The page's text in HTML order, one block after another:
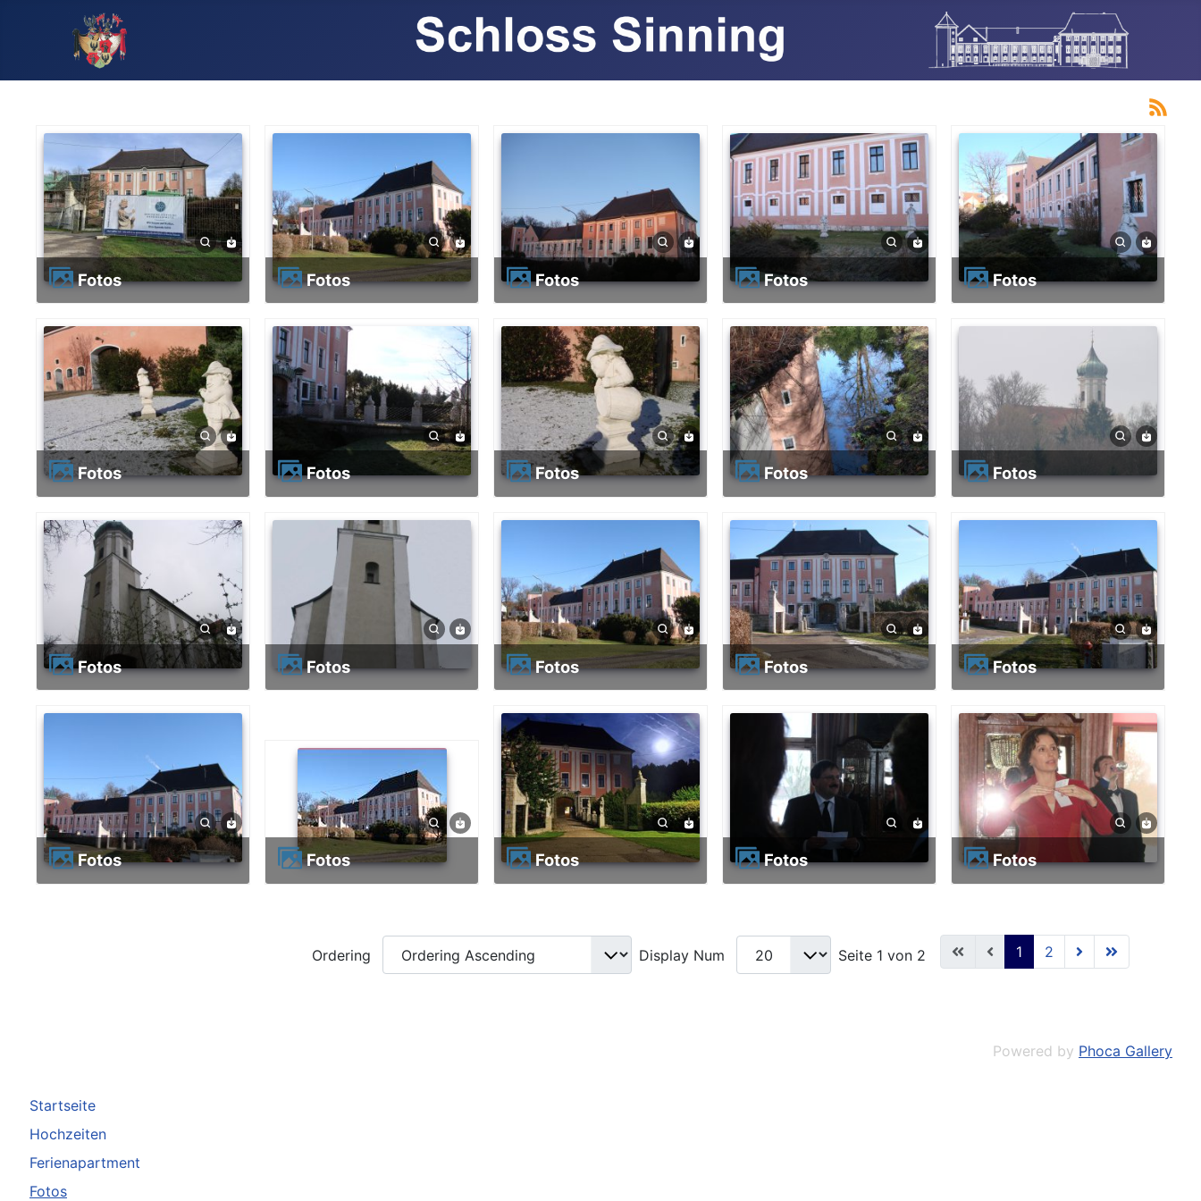
Startseite
Hochzeiten
Ferienapartment
Fotos
Fotos Fotos Fotos Fotos Fotos
Fotos Fotos Fotos Fotos Fotos
Fotos Fotos Fotos Fotos Fotos
Fotos Fotos Fotos Fotos Fotos
Ordering Display Num Seite 1 von 2 1 2
Powered by Phoca Gallery